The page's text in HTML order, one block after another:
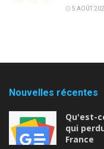
5 AOÛT
Nouvelles récentes
Qu'est-
qui
France